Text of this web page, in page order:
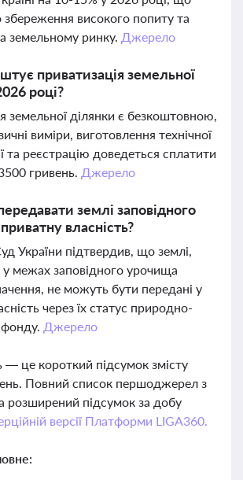
збереження високого попиту та
земельному ринку. Джерело
приватизація земельної
році?
земельної ділянки є безкоштовною,
виміри, виготовлення технічної
та реєстрацію доведеться сплатити
гривень. Джерело
землі заповідного
власність?
України підтвердив, що землі,
у межах заповідного урочища
не можуть бути передані у
через їх статус природно-
фонду. Джерело
це короткий підсумок змісту
Повний список першоджерел з
розширений підсумок за добу
версії Платформи LIGA360.